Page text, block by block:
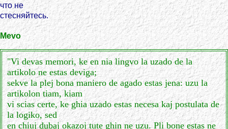
что не
стесняйтесь.
Mevo
"Vi devas memori, ke en nia lingvo la uzado de la
artikolo ne estas deviga;
sekve la plej bona maniero de agado estas jena: uzu la
artikolon tiam, kiam
vi scias certe, ke ghia uzado estas necesa kaj postulata de
la logiko, sed
en chiujdubajokazoj tute ghin ne uzu. Pli bone estas ne